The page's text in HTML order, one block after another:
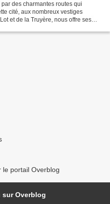
des charmantes routes qui
cité, aux nombreux vestiges
et de la Truyère, nous offre ses
le portail Overblog
sur Overblog